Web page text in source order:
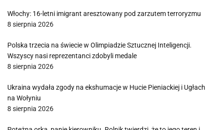
Włochy: 16-letni imigrant aresztowany pod zarzutem terroryzmu
8 sierpnia 2026
Polska trzecia na świecie w Olimpiadzie Sztucznej Inteligencji.
Wszyscy nasi reprezentanci zdobyli medale
8 sierpnia 2026
Ukraina wydała zgody na ekshumacje w Hucie Pieniackiej i Ugłach
na Wołyniu
8 sierpnia 2026